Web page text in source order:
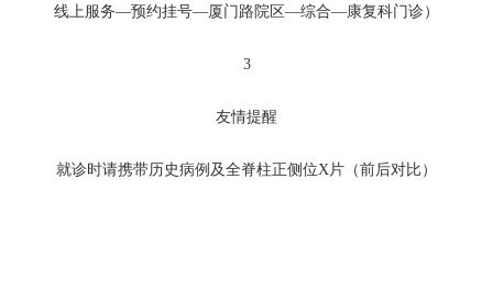
线上服务—预约挂号—厦门路院区—综合—康复科门诊）
3
友情提醒
就诊时请携带历史病例及全脊柱正侧位X片（前后对比）